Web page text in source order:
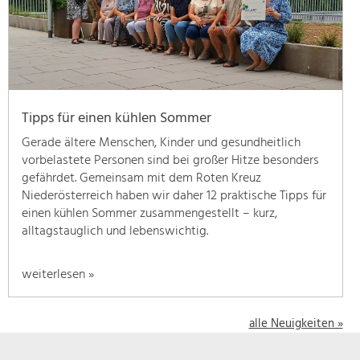
geben
wir
hier
eine
Übersicht
unsere
Themenschwerpunkte.
Für
mehr
Informationen
einfach
das
schon
Tipps für einen kühlen Sommer
Gerade ältere Menschen, Kinder und gesundheitlich
vorbelastete Personen sind bei großer Hitze besonders
gefährdet. Gemeinsam mit dem Roten Kreuz
Niederösterreich haben wir daher 12 praktische Tipps für
einen kühlen Sommer zusammengestellt – kurz,
alltagstauglich und lebenswichtig.
weiterlesen »
alle Neuigkeiten »